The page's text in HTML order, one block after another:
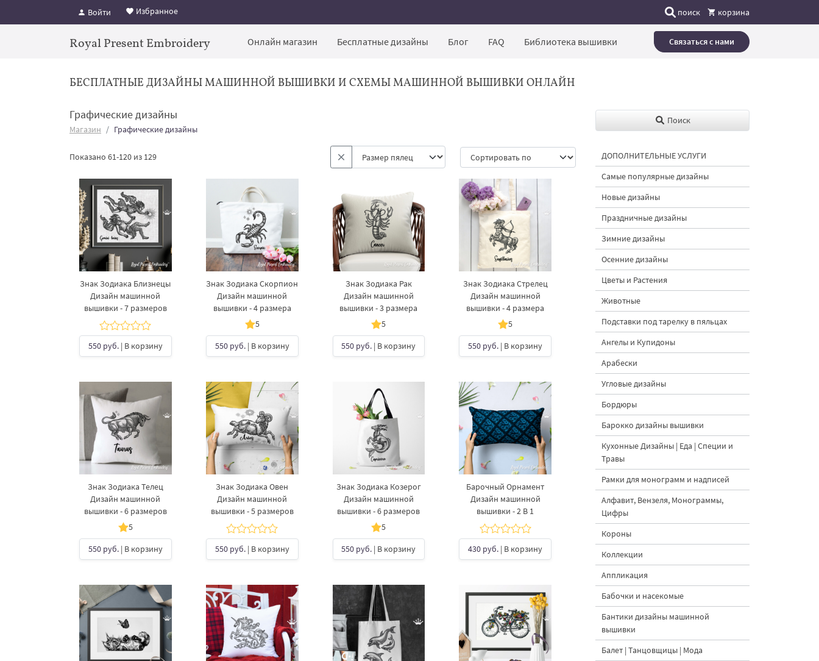
Войти Избранное поиск корзина
Royal Present Embroidery Онлайн магазин Бесплатные дизайны Блог FAQ Библиотека вышивки Связаться с нами
БЕСПЛАТНЫЕ ДИЗАЙНЫ МАШИННОЙ ВЫШИВКИ И СХЕМЫ МАШИННОЙ ВЫШИВКИ ОНЛАЙН
Графические дизайны
Магазин Графические дизайны
Показано 61-120 из 129
Знак Зодиака Близнецы
Дизайн машинной
вышивки - 7 размеров
550 руб.| В корзину
Знак Зодиака Скорпион
Дизайн машинной
вышивки - 4 размера
5
550 руб.| В корзину
Знак Зодиака Рак
Дизайн машинной
вышивки - 3 размера
5
550 руб. | В корзину
Знак Зодиака Стрелец
Дизайн машинной
вышивки - 4 размера
5
550 руб. | В корзину
Знак Зодиака Телец
Дизайн машинной
вышивки - 6 размеров
5
550 руб.| В корзину
Знак Зодиака Овен
Дизайн машинной
вышивки - 5 размеров
550 руб.| В корзину
Знак Зодиака Козерог
Дизайн машинной
вышивки - 6 размеров
5
550 руб. | В корзину
Барочный Орнамент
Дизайн машинной
вышивки - 2 В 1
430 руб. | В корзину
Поиск
ДОПОЛНИТЕЛЬНЫЕ УСЛУГИ
Самые популярные дизайны
Новые дизайны
Праздничные дизайны
Зимние дизайны
Осенние дизайны
Цветы и Растения
Животные
Подставки под тарелку в пяльцах
Ангелы и Купидоны
Арабески
Угловые дизайны
Бордюры
Барокко дизайны вышивки
Кухонные Дизайны | Еда | Специи и
Травы
Рамки для монограмм и надписей
Алфавит, Вензеля, Монограммы,
Цифры
Короны
Коллекции
Аппликация
Бабочки и насекомые
Бантики дизайны машинной
вышивки
Балет | Танцовщицы | Мода